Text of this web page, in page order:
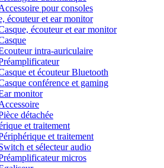
pour consoles
écouteur et ear monitor
écouteur et ear monitor
intra-auriculaire
et écouteur Bluetooth
conférence et gaming
monitor
détachée
et traitement
et traitement
et sélecteur audio
micros